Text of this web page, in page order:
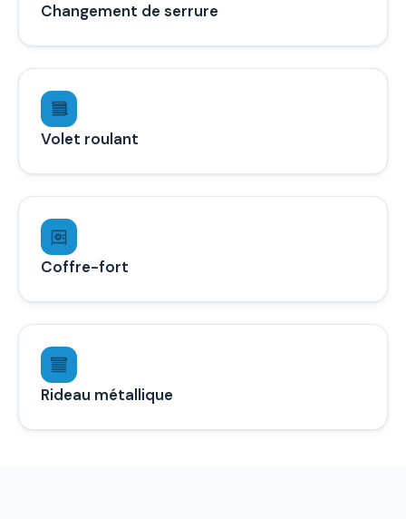
Changement de serrure
Volet roulant
Coffre-fort
Rideau métallique